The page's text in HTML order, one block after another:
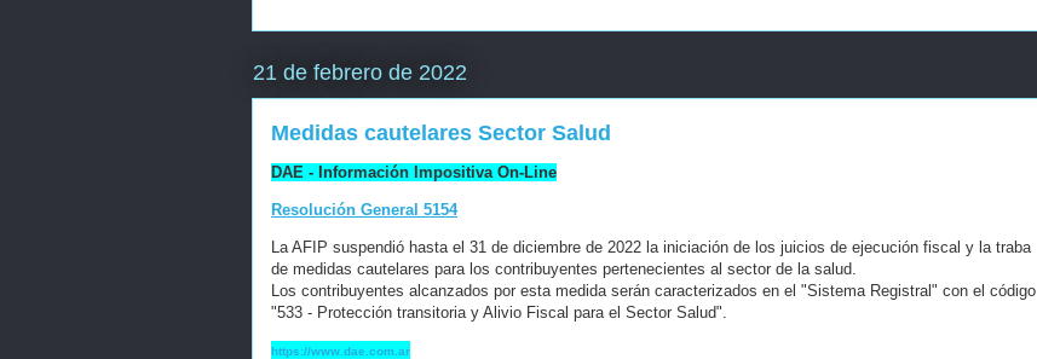
21 de febrero de 2022
Medidas cautelares Sector Salud
DAE - Información Impositiva On-Line
Resolución General 5154
La AFIP suspendió hasta el 31 de diciembre de 2022 la iniciación de los juicios de ejecución fiscal y la traba
de medidas cautelares para los contribuyentes pertenecientes al sector de la salud.
Los contribuyentes alcanzados por esta medida serán caracterizados en el "Sistema Registral" con el código
"533 - Protección transitoria y Alivio Fiscal para el Sector Salud".
https://www.dae.com.ar